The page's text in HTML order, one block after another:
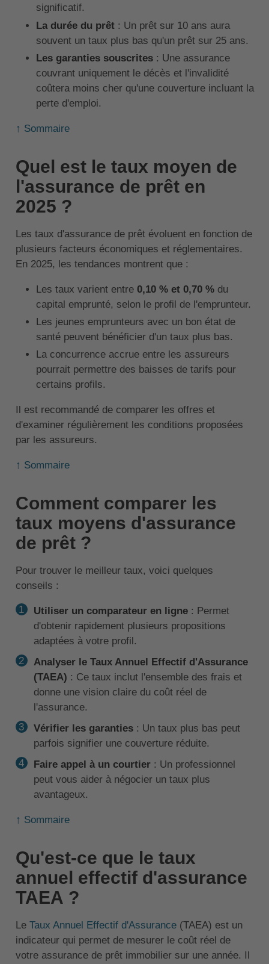
significatif.
La durée du prêt: Un prêt sur 10 ans aura
souvent un taux plus bas qu'un prêt sur 25 ans.
Les garanties souscrites: Une assurance
couvrant uniquement le décès et l'invalidité
coûtera moins cher qu'une couverture incluant la
perte d'emploi.
↑ Sommaire
Quel est le taux moyen de
l'assurance de prêt en
2025 ?
Les taux d'assurance de prêt évoluent en fonction de
plusieurs facteurs économiques et réglementaires.
En 2025, les tendances montrent que :
Les taux varient entre 0,10 % et 0,70 %du
capital emprunté, selon le profil de l'emprunteur.
Les jeunes emprunteurs avec un bon état de
santé peuvent bénéficier d'un taux plus bas.
La concurrence accrue entre les assureurs
pourrait permettre des baisses de tarifs pour
certains profils.
Il est recommandé de comparer les offres et
d'examiner régulièrement les conditions proposées
par les assureurs.
↑ Sommaire
Comment comparer les
taux moyens d'assurance
de prêt ?
Pour trouver le meilleur taux, voici quelques
conseils :
Utiliser un comparateur en ligne: Permet
d'obtenir rapidement plusieurs propositions
adaptées à votre profil.
Analyser le Taux Annuel Effectif d'Assurance
(TAEA) : Ce taux inclut l'ensemble des frais et
donne une vision claire du coût réel de
l'assurance.
Vérifier les garanties: Un taux plus bas peut
parfois signifier une couverture réduite.
Faire appel à un courtier: Un professionnel
peut vous aider à négocier un taux plus
avantageux.
↑ Sommaire
Qu'est-ce que le taux
annuel effectif d'assurance
TAEA ?
Le Taux Annuel Effectif d'Assurance(TAEA) est un
indicateur qui permet de mesurer le coût réel de
votre assurance de prêt immobilier sur une année. Il